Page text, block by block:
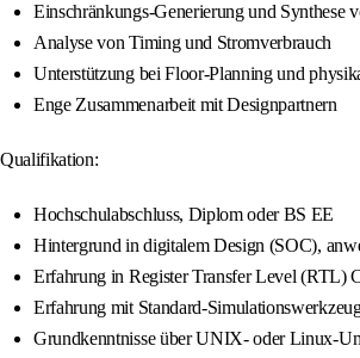
Einschränkungs-Generierung und
Analyse von Timing und Stromverbrauch
Unterstützung bei Floor-Planning und
Enge Zusammenarbeit mit Designpartnern
Qualifikation:
Hochschulabschluss, Diplom oder BS EE
Hintergrund in digitalem Design (SOC),
Erfahrung in Register Transfer Level (RTL)
Erfahrung mit Standard-
Grundkenntnisse über UNIX- oder Linux-